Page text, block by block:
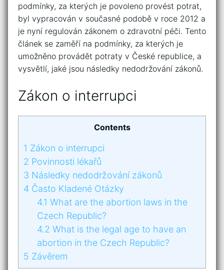
podmínky, za kterých je povoleno provést potrat,
byl vypracován v současné podobě v roce 2012 a
je nyní regulován zákonem o zdravotní péči. Tento
článek se zaměří na podmínky, za kterých je
umožněno provádět potraty v České republice, a
vysvětlí, jaké jsou následky nedodržování zákonů.
Zákon o interrupci
Contents
1 Zákon o interrupci
2 Povinnosti lékařů
3 Následky nedodržování zákonů
4 Často Kladené Otázky
4.1 What are the abortion laws in the
Czech Republic?
4.2 What is the legal age to have an
abortion in the Czech Republic?
5 Závěrem